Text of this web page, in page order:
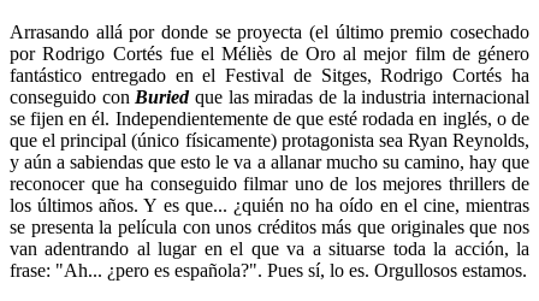
Arrasando allá por donde se proyecta (el último premio cosechado
por Rodrigo Cortés fue el Méliès de Oro al mejor film de género
fantástico entregado en el Festival de Sitges, Rodrigo Cortés ha
conseguido con Buriedque las miradas de la industria internacional
se fijen en él. Independientemente de que esté rodada en inglés, o de
que el principal (único físicamente) protagonista sea Ryan Reynolds,
y aún a sabiendas que esto le va a allanar mucho su camino, hay que
reconocer que ha conseguido filmar uno de los mejores thrillers de
los últimos años. Y es que... ¿quién no ha oído en el cine, mientras
se presenta la película con unos créditos más que originales que nos
van adentrando al lugar en el que va a situarse toda la acción, la
frase: "Ah... ¿pero es española?". Pues sí, lo es. Orgullosos estamos.